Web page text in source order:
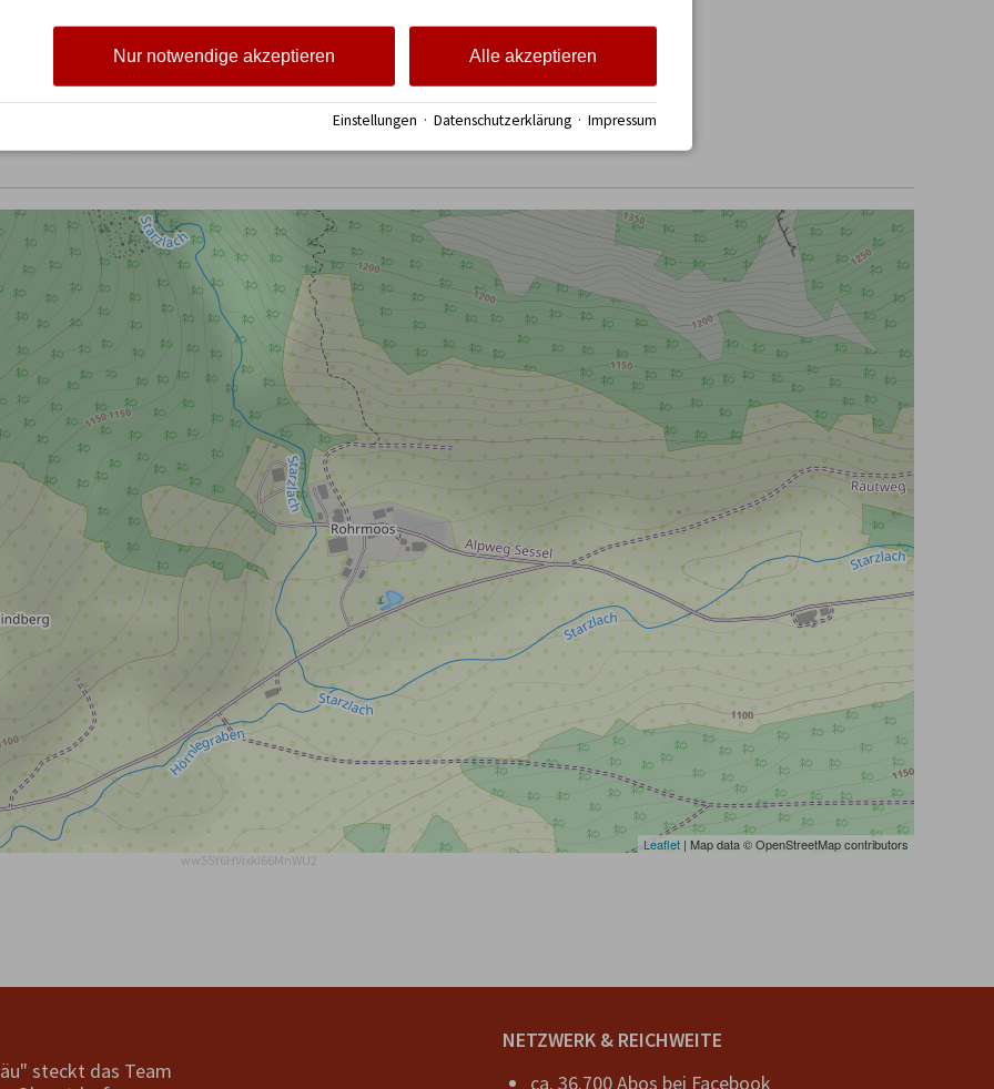
Leaflet | Map data © OpenStreetMap contributors
ww55Y6HVixkI66MnWU2
steckt das Team
NETZWERK & REICHWEITE
ca. 36.700 Abos bei Facebook
Alle akzeptieren
Nur notwendige akzeptieren
Einstellungen · Datenschutzerklärung · Impressum